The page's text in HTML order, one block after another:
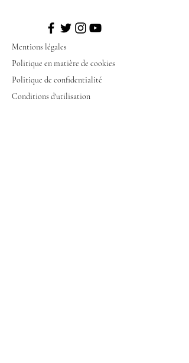
Mentions légales
Politique en matière de cookies
Politique de confidentialité
Conditions d'utilisation